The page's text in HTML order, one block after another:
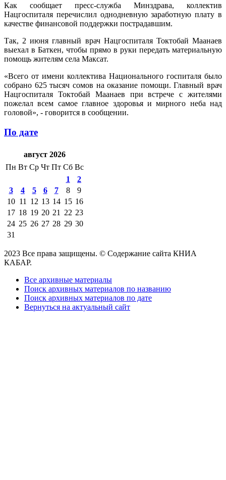
Как сообщает пресс-служба Минздрава, коллектив
Нацгоспиталя перечислил однодневную заработную плату в
качестве финансовой поддержки пострадавшим.
Так, 2 июня главный врач Нацгоспиталя Токтобай Маанаев
выехал в Баткен, чтобы прямо в руки передать материальную
помощь жителям села Максат.
«Всего от имени коллектива Национального госпиталя было
собрано 625 тысяч сомов на оказание помощи. Главный врач
Нацгоспиталя Токтобай Маанаев при встрече с жителями
пожелал всем самое главное здоровья и мирного неба над
головой», - говорится в сообщении.
По дате
август 2026
Пн Вт Ср Чт Пт Сб Вс
1
2
3
4 5 6 7 8
9
10 11 12 13 14 15 16
17 18 19 20 21 22 23
24 25 26 27 28 29 30
31
2023 Все права защищены. © Содержание сайта КНИА
КАБАР.
Все архивные материалы
Поиск архивных материалов по названию
Поиск архивных материалов по дате
Вернуться на актуальный сайт